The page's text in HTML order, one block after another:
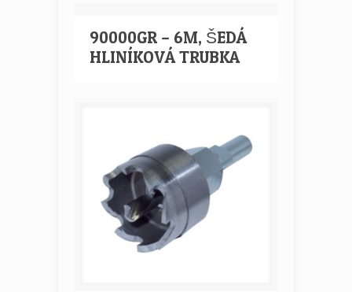
90000GR – 6M, ŠEDÁ
HLINÍKOVÁ TRUBKA